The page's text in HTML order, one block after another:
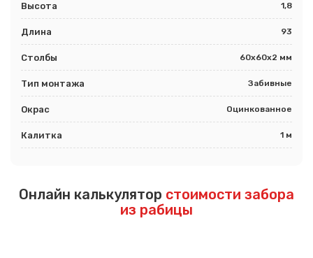
Высота 1,8
Длина 93
Столбы 60х60х2 мм
Тип монтажа Забивные
Окрас Оцинкованное
Калитка 1 м
Онлайн калькулятор стоимости забора
из рабицы